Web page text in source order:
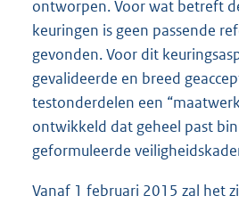
ontworpen. Voor wat betreft
keuringen is geen passende
gevonden. Voor dit
gevalideerde en breed
testonderdelen een
ontwikkeld dat geheel past
geformuleerde
Vanaf 1 februari 2015 zal het